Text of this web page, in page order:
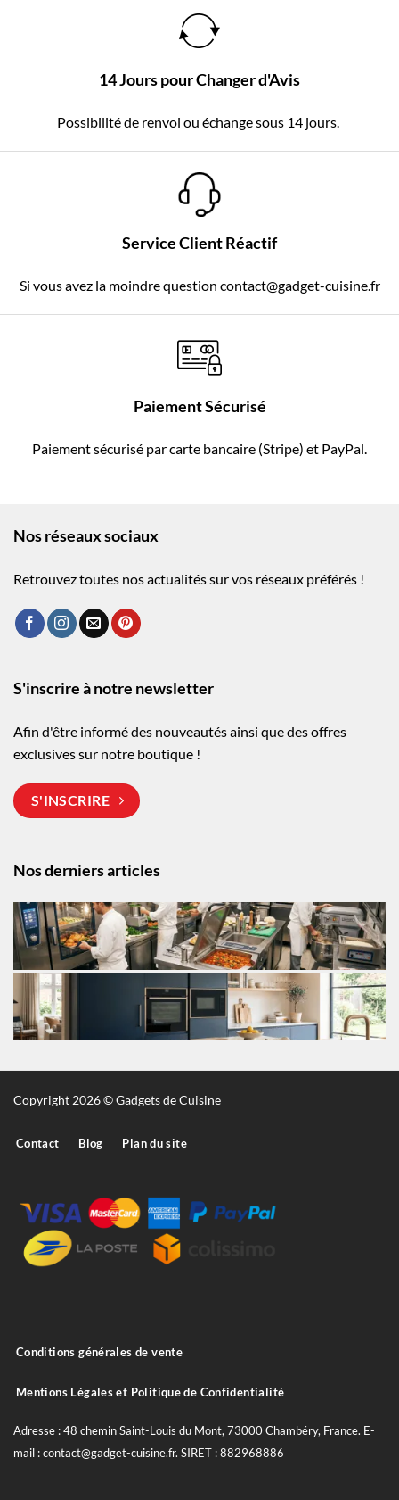
14 Jours pour Changer d'Avis
Possibilité de renvoi ou échange sous 14 jours.
Service Client Réactif
Si vous avez la moindre question contact@gadget-cuisine.fr
Paiement Sécurisé
Paiement sécurisé par carte bancaire (Stripe) et PayPal.
Nos réseaux sociaux
Retrouvez toutes nos actualités sur vos réseaux préférés !
Nos derniers articles
S'inscrire à notre newsletter
Afin d'être informé des nouveautés ainsi que des offres
exclusives sur notre boutique !
S'INSCRIRE
Copyright 2026 © Gadgets de Cuisine
Contact Blog Plan du site
Conditions générales de vente
Mentions Légales et Politique de Confidentialité
Adresse : 48 chemin Saint-Louis du Mont, 73000 Chambéry, France. E-
mail : contact@gadget-cuisine.fr. SIRET : 882968886